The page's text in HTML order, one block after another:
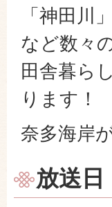
「神田川
など数々
田舎暮ら
ります！
奈多海岸
放送日